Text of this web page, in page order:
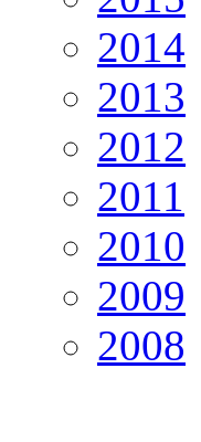
2014
2013
2012
2011
2010
2009
2008